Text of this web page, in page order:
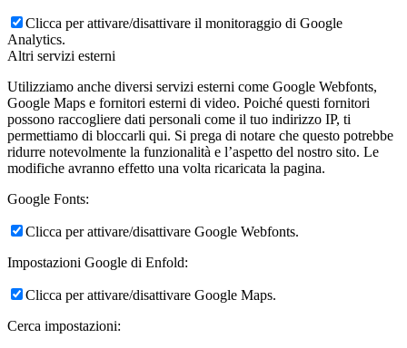
Clicca per attivare/disattivare il monitoraggio di Google
Analytics.
Altri servizi esterni
Utilizziamo anche diversi servizi esterni come Google Webfonts,
Google Maps e fornitori esterni di video. Poiché questi fornitori
possono raccogliere dati personali come il tuo indirizzo IP, ti
permettiamo di bloccarli qui. Si prega di notare che questo potrebbe
ridurre notevolmente la funzionalità e l’aspetto del nostro sito. Le
modifiche avranno effetto una volta ricaricata la pagina.
Google Fonts:
Clicca per attivare/disattivare Google Webfonts.
Impostazioni Google di Enfold:
Clicca per attivare/disattivare Google Maps.
Cerca impostazioni: